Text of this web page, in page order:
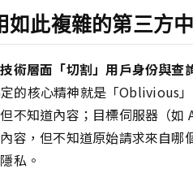
此複雜的第三方
術層面「切割」用戶身份與查
的核心精神就是「Oblivious
不知道內容；目標伺服器（如
容，但不知道原始請求來自哪
私。